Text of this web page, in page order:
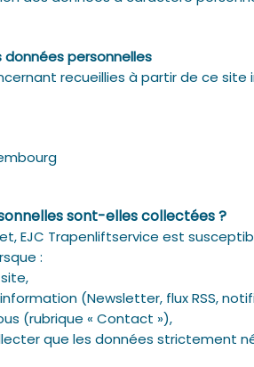
personnelles
recueillies à partir de ce
sont-elles collectées ?
EJC Trapenliftservice est
:
(Newsletter, flux RSS,
(rubrique « Contact »),
que les données strictement